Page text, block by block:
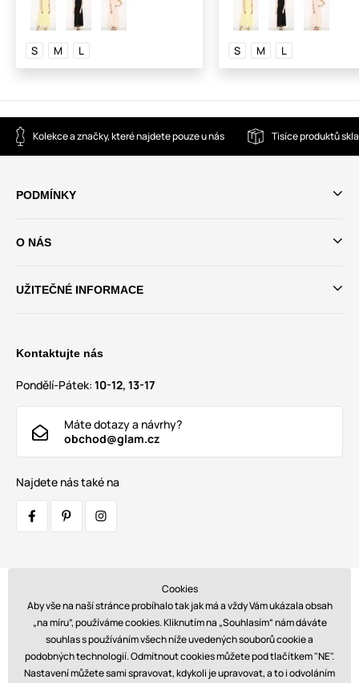
S M L S M L
Kolekce a značky, které najdete pouze u nás Tisíce produktů
PODMÍNKY
O NÁS
UŽITEČNÉ INFORMACE
Kontaktujte nás
Pondělí-Pátek: 10-12, 13-17
Máte dotazy a návrhy?
obchod@glam.cz
Najdete nás také na
Platby:
Cookies
Aby vše na naší stránce probíhalo tak jak má a vždy Vám ukázala obsah
„na míru”, používáme cookies. Kliknutím na „Souhlasím“ nám dáváte
souhlas s používáním všech níže uvedených souborů cookie a
podobných technologií. Odmítnout cookies můžete pod tlačítkem "NE".
Nastavení můžete sami spravovat, kdykoli je upravovat, a to i odvoláním